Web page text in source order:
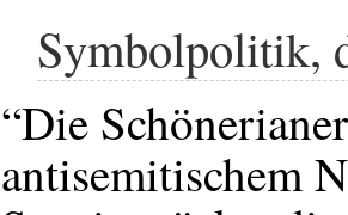
Symbolpolitik,
“Die
antisemitischem